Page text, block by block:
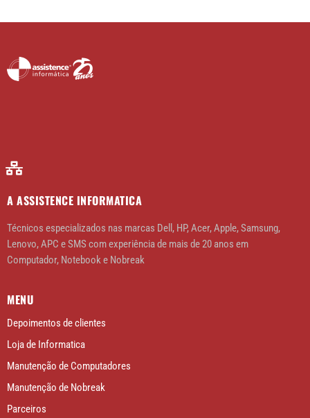
A ASSISTENCE INFORMATICA
Técnicos especializados nas marcas Dell, HP, Acer, Apple, Samsung,
Lenovo, APC e SMS com experiência de mais de 20 anos em
Computador, Notebook e Nobreak
MENU
Depoimentos de clientes
Loja de Informatica
Manutenção de Computadores
Manutenção de Nobreak
Parceiros